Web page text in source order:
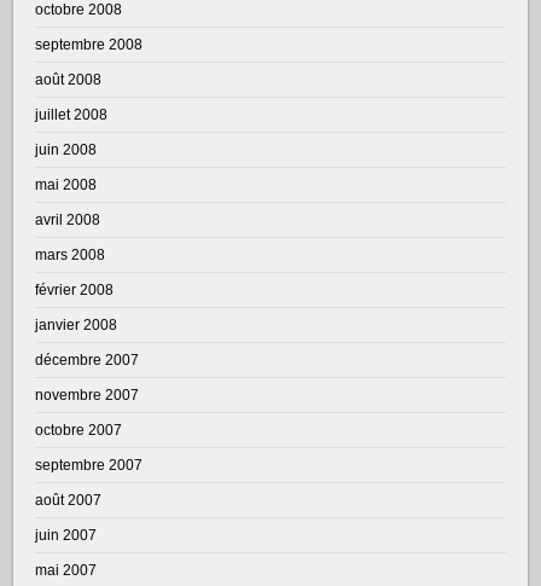
octobre 2008
septembre 2008
août 2008
juillet 2008
juin 2008
mai 2008
avril 2008
mars 2008
février 2008
janvier 2008
décembre 2007
novembre 2007
octobre 2007
septembre 2007
août 2007
juin 2007
mai 2007